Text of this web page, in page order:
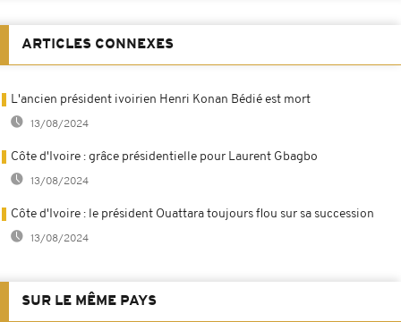
ARTICLES CONNEXES
L'ancien président ivoirien Henri Konan Bédié est mort
13/08/2024
Côte d'Ivoire : grâce présidentielle pour Laurent Gbagbo
13/08/2024
Côte d'Ivoire : le président Ouattara toujours flou sur sa succession
13/08/2024
SUR LE MÊME PAYS